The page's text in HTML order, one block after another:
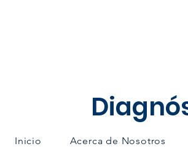
Inicio Acerca de Nosotros